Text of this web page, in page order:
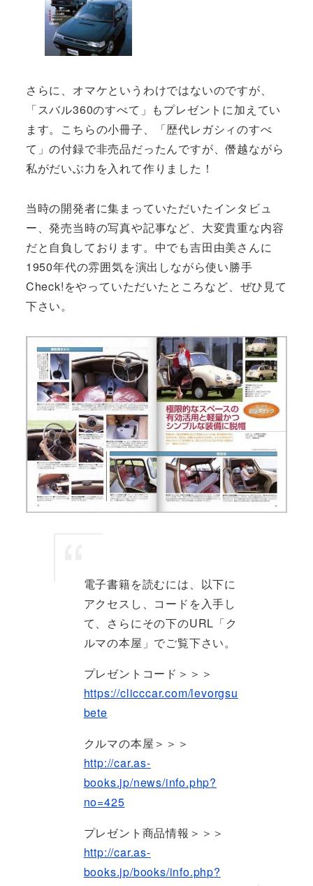
さらに、オマケというわけではないのですが、
「スバル360のすべて」もプレゼントに加えてい
ます。こちらの小冊子、「歴代レガシィのすべ
て」の付録で非売品だったんですが、僭越ながら
私がだいぶ力を入れて作りました！
当時の開発者に集まっていただいたインタビュ
ー、発売当時の写真や記事など、大変貴重な内容
だと自負しております。中でも吉田由美さんに
1950年代の雰囲気を演出しながら使い勝手
Check!をやっていただいたところなど、ぜひ見て
下さい。
電子書籍を読むには、以下に
アクセスし、コードを入手し
て、さらにその下のURL「ク
ルマの本屋」でご覧下さい。
プレゼントコード＞＞＞
https://clicccar.com/levorgsu
bete
クルマの本屋＞＞＞
http://car.as-
books.jp/news/info.php?
no=425
プレゼント商品情報＞＞＞
http://car.as-
books.jp/books/info.php?